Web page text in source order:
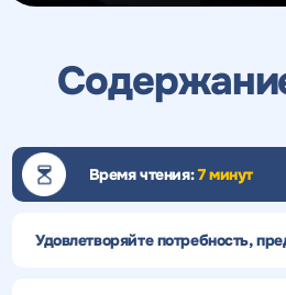
Время чтения:7 минут
Удовлетворяйте потребность,